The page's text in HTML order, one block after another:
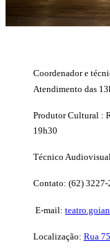
Coordenador e
Atendimento das
Produtor Cultural :
19h30
Técnico
Contato: (62) 3227-
E-mail:
Localização: Rua